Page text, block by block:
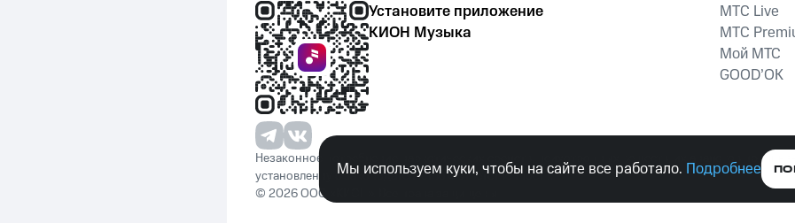
Установите приложение
КИОН Музыка
MTС Live
MTС
Мой МТС
GOOD’OK
Незаконное потребление наркотических средств, психотропных веществ, их аналогов
установленную законодательством ответственность.
© 2026 ООО «КИОН». Все права защищены
Мы используем куки, чтобы на сайте все работало. Подробнее